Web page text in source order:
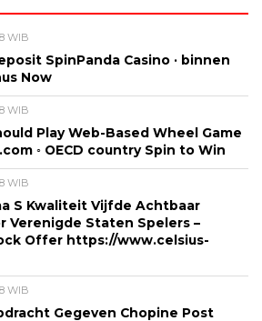
WIB
SpinPanda Casino · binnen
Now
WIB
Play Web-Based Wheel Game
◦ OECD country Spin to Win
WIB
S Kwaliteit Vijfde Achtbaar
Verenigde Staten Spelers –
Offer https://www.celsius-
WIB
Gegeven Chopine Post